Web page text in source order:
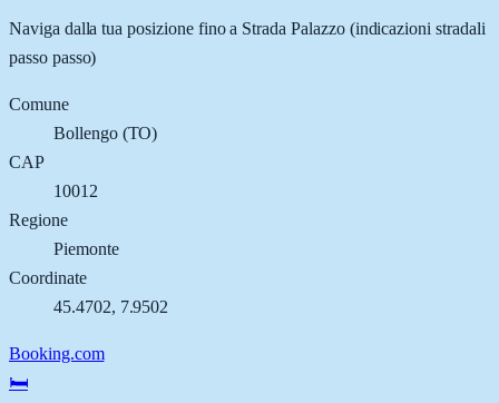
Naviga dalla tua posizione fino a Strada Palazzo(indicazioni stradali
passo passo)
Comune
Bollengo(TO)
CAP
10012
Regione
Piemonte
Coordinate
45.4702, 7.9502
Booking.com
🛏️